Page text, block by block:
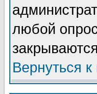
любой
Вернуться к